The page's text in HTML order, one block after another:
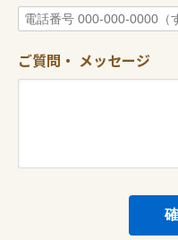
ご質問・ メッセージ